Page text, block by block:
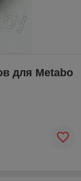
для Metabo